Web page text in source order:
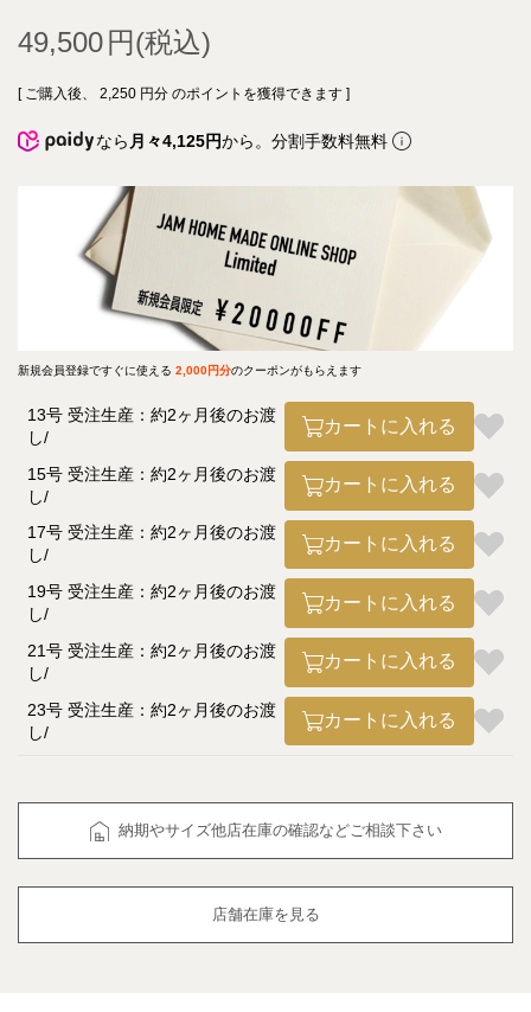
49,500
[ ご購入後、 2,250 円分 のポイントを獲得できます ]
なら 月々4,125円から。分割手数料無料
新規会員登録ですぐに使える 2,000円分のクーポンがもらえます
13号 受注生産：約2ヶ月後のお渡
し
カートに入れる
15号 受注生産：約2ヶ月後のお渡
し
カートに入れる
17号 受注生産：約2ヶ月後のお渡
し
カートに入れる
19号 受注生産：約2ヶ月後のお渡
し
カートに入れる
21号 受注生産：約2ヶ月後のお渡
し
カートに入れる
23号 受注生産：約2ヶ月後のお渡
し
カートに入れる
納期やサイズ他店在庫の確認などご相談下さい
店舗在庫を見る